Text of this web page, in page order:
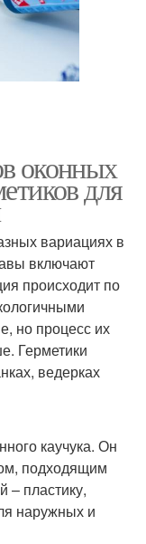
оконных
для
вариациях в
включают
происходит по
но процесс их
Герметики
ведерках
каучука. Он
подходящим
– пластику,
наружных и